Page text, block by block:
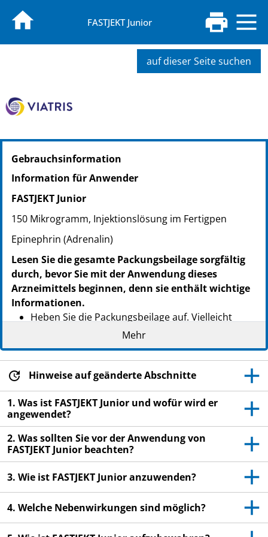
FASTJEKT Junior
auf dieser Seite suchen
PZN: 00581250
PPN: 110058125086
NTIN: 04150005812507
PPN: 110973891992
NTIN: 04150097389192
Gebrauchsinformation
Information für Anwender
FASTJEKT Junior
150 Mikrogramm, Injektionslösung im Fertigpen
Epinephrin (Adrenalin)
Lesen Sie die gesamte Packungsbeilage sorgfältig
durch, bevor Sie mit der Anwendung dieses
Arzneimittels beginnen, denn sie enthält wichtige
Informationen.
Heben Sie die Packungsbeilage auf. Vielleicht
möchten Sie diese später nochmals lesen.
Wenn Sie weitere Fragen haben, wenden Sie sich
Fachpersonal.
Dieses Arzneimittel wurde Ihrem Kind persönlich
verschrieben. Geben Sie es nicht an Dritte weiter.
Es kann anderen Menschen schaden, auch wenn
diese die gleichen Beschwerden haben wie Ihr
Kind.
Wenn Ihr Kind Nebenwirkungen bemerkt, wenden
Sie sich an Ihren Arzt, Apotheker oder das
medizinische Fachpersonal. Dies gilt auch für
Nebenwirkungen, die nicht in dieser
Mehr
Hinweise auf geänderte Abschnitte
1. Was ist FASTJEKT Junior und wofür wird er
angewendet?
2. Was sollten Sie vor der Anwendung von
FASTJEKT Junior beachten?
3. Wie ist FASTJEKT Junior anzuwenden?
4. Welche Nebenwirkungen sind möglich?